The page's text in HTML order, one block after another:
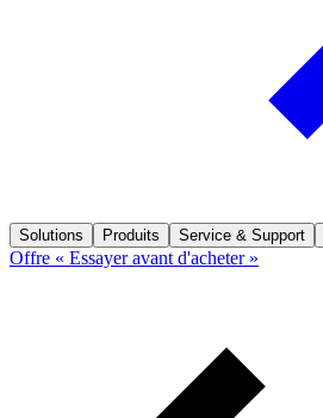
Solutions Produits Service & Support
Offre « Essayer avant d'acheter »